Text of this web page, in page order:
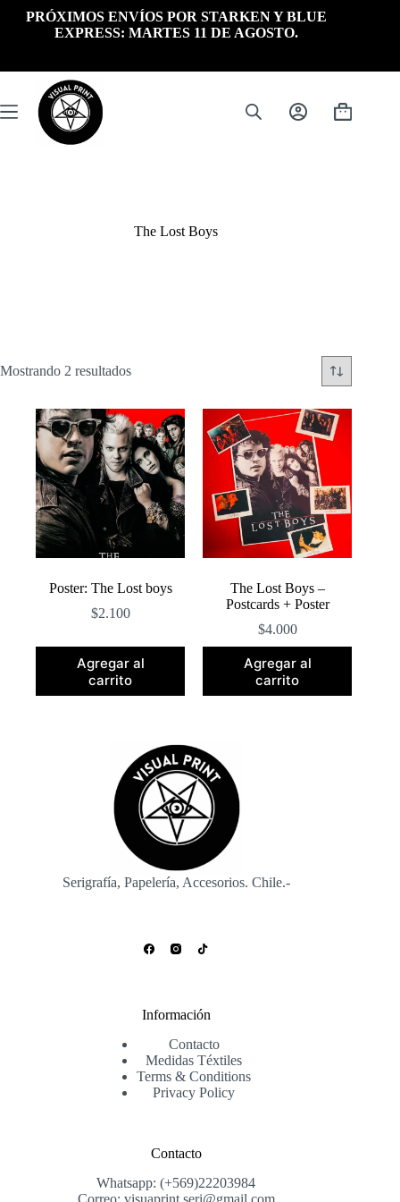
PRÓXIMOS ENVÍOS POR STARKEN Y BLUE
EXPRESS: MARTES 11 DE AGOSTO.
Carrito
The Lost Boys
Mostrando 2 resultadosOrdenado
Poster: The Lost boys
$2.100
Agregar al
carrito
The Lost Boys –
Postcards + Poster
$4.000
Agregar al
carrito
Serigrafía, Papelería, Accesorios. Chile.-
Información
Contacto
Medidas Téxtiles
Terms & Conditions
Privacy Policy
Contacto
Whatsapp: (+569)22203984
Correo: visuaprint.seri@gmail.com